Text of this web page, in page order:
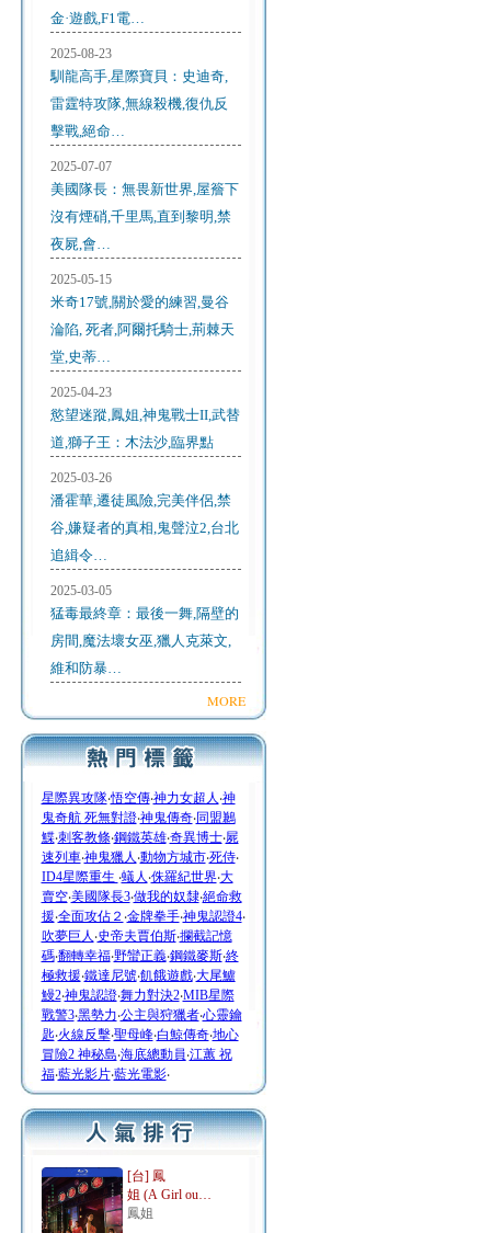
金·遊戲,F1電…
2025-08-23
馴龍高手,星際寶貝：史迪奇,
雷霆特攻隊,無線殺機,復仇反
擊戰,絕命…
2025-07-07
美國隊長：無畏新世界,屋簷下
沒有煙硝,千里馬,直到黎明,禁
夜屍,會…
2025-05-15
米奇17號,關於愛的練習,曼谷
淪陷, 死者,阿爾托騎士,荊棘天
堂,史蒂…
2025-04-23
慾望迷蹤,鳳姐,神鬼戰士II,武替
道,獅子王：木法沙,臨界點
2025-03-26
潘霍華,遷徒風險,完美伴侶,禁
谷,嫌疑者的真相,鬼聲泣2,台北
追緝令…
2025-03-05
猛毒最終章：最後一舞,隔壁的
房間,魔法壞女巫,獵人克萊文,
維和防暴…
MORE
星際異攻隊‧悟空傳‧神力女超人 ‧神
鬼奇航 死無對證‧神鬼傳奇‧同盟鶼
鰈‧刺客教條‧鋼鐵英雄‧奇異博士‧屍
速列車‧神鬼獵人 ‧動物方城市‧死侍‧
ID4星際重生 ‧蟻人 ‧侏羅紀世界‧大
賣空‧美國隊長3‧做我的奴隸‧絕命救
援‧全面攻佔２ ‧金牌拳手‧神鬼認證4‧
吹夢巨人 ‧史帝夫賈伯斯‧攔截記憶
碼‧翻轉幸福‧野蠻正義‧鋼鐵麥斯‧終
極救援‧鐵達尼號‧飢餓遊戲‧大尾鱸
鰻2‧神鬼認證‧舞力對決2‧MIB星際
戰警3‧黑勢力‧公主與狩獵者‧心靈鑰
匙‧火線反擊‧聖母峰‧白鯨傳奇‧地心
冒險2 神秘島‧海底總動員‧江蕙 祝
福‧藍光影片‧藍光電影‧
[台] 鳳
姐 (A Girl ou…
鳳姐